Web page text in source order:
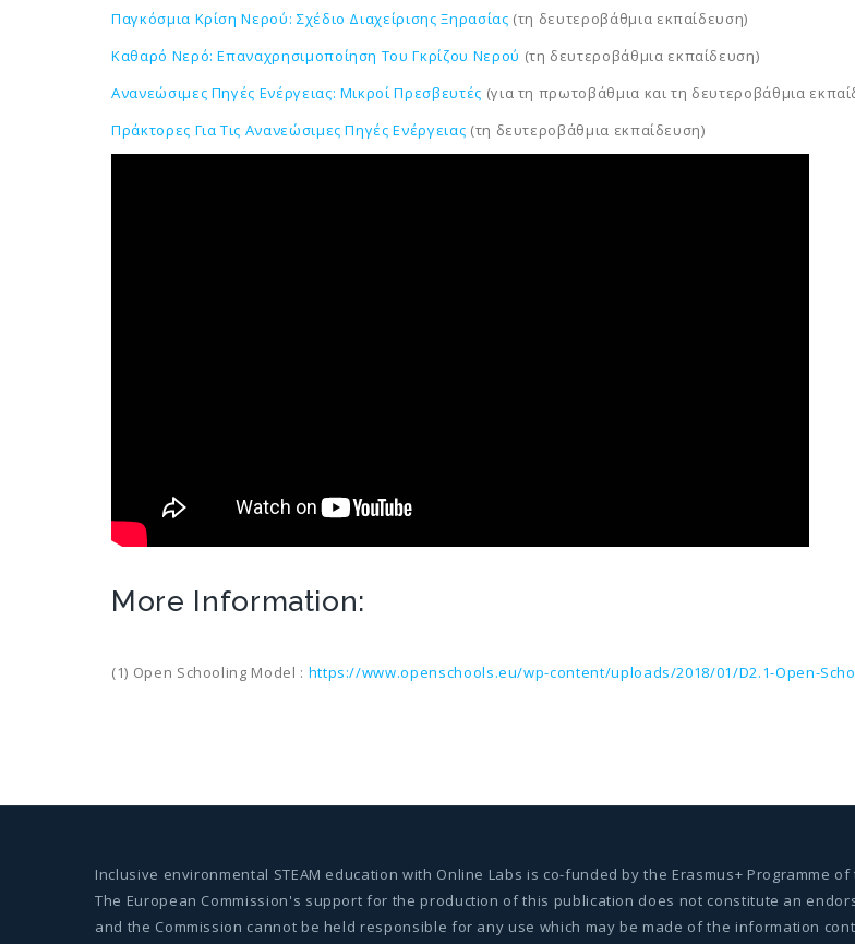
Παγκόσμια Κρίση Νερού: Σχέδιο Διαχείρισης Ξηρασίας (τη δευτεροβάθμια εκπαίδευση)
Καθαρό Νερό: Επαναχρησιμοποίηση Του Γκρίζου Νερού (τη δευτεροβάθμια εκπαίδευση)
Ανανεώσιμες Πηγές Ενέργειας: Μικροί Πρεσβευτές (για τη πρωτοβάθμια και τη δευτεροβάθμια
Πράκτορες Για Τις Ανανεώσιμες Πηγές Ενέργειας (τη δευτεροβάθμια εκπαίδευση)
More Information:
(1) Open Schooling Model : https://www.openschools.eu/wp-content/uploads/2018/01/D2.1-Open-
Inclusive environmental STEAM education with Online Labs is co-funded by the Erasmus+ Programme of
The European Commission's support for the production of this publication does not constitute an
and the Commission cannot be held responsible for any use which may be made of the information